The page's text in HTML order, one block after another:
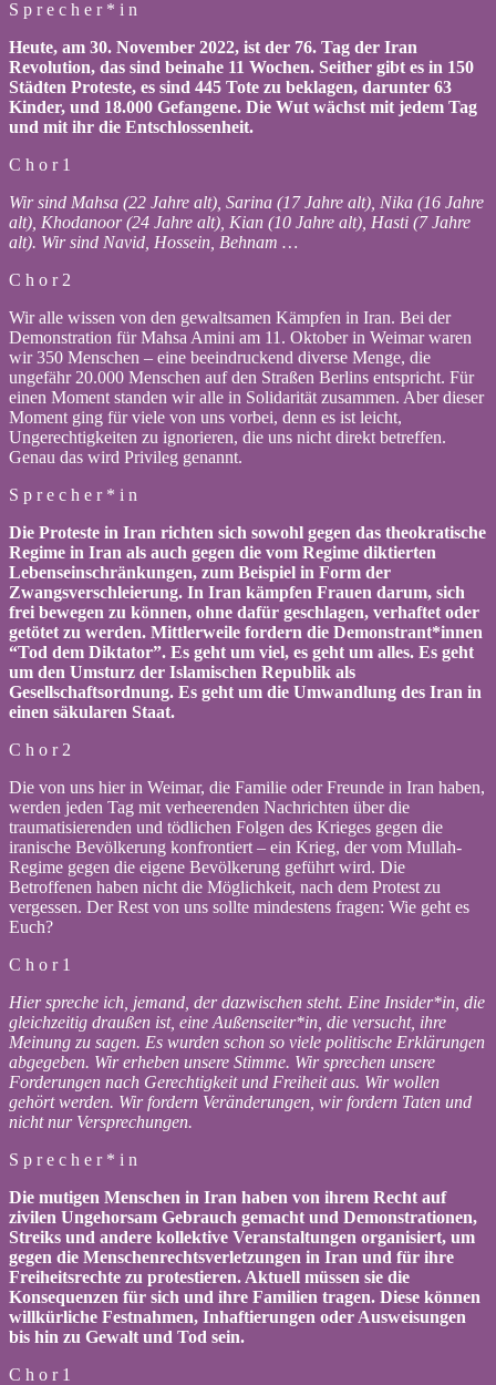
S p r e c h e r * i n
Heute, am 30. November 2022, ist der 76. Tag der Iran
Revolution, das sind beinahe 11 Wochen. Seither gibt es in 150
Städten Proteste, es sind 445 Tote zu beklagen, darunter 63
Kinder, und 18.000 Gefangene. Die Wut wächst mit jedem Tag
und mit ihr die Entschlossenheit.
C h o r 1
Wir sind Mahsa (22 Jahre alt), Sarina (17 Jahre alt), Nika (16 Jahre
alt), Khodanoor (24 Jahre alt), Kian (10 Jahre alt), Hasti (7 Jahre
alt). Wir sind Navid, Hossein, Behnam …
C h o r 2
Wir alle wissen von den gewaltsamen Kämpfen in Iran. Bei der
Demonstration für Mahsa Amini am 11. Oktober in Weimar waren
wir 350 Menschen – eine beeindruckend diverse Menge, die
ungefähr 20.000 Menschen auf den Straßen Berlins entspricht. Für
einen Moment standen wir alle in Solidarität zusammen. Aber dieser
Moment ging für viele von uns vorbei, denn es ist leicht,
Ungerechtigkeiten zu ignorieren, die uns nicht direkt betreffen.
Genau das wird Privileg genannt.
S p r e c h e r * i n
Die Proteste in Iran richten sich sowohl gegen das theokratische
Regime in Iran als auch gegen die vom Regime diktierten
Lebenseinschränkungen, zum Beispiel in Form der
Zwangsverschleierung. In Iran kämpfen Frauen darum, sich
frei bewegen zu können, ohne dafür geschlagen, verhaftet oder
getötet zu werden. Mittlerweile fordern die Demonstrant*innen
“Tod dem Diktator”. Es geht um viel, es geht um alles. Es geht
um den Umsturz der Islamischen Republik als
Gesellschaftsordnung. Es geht um die Umwandlung des Iran in
einen säkularen Staat.
C h o r 2
Die von uns hier in Weimar, die Familie oder Freunde in Iran haben,
werden jeden Tag mit verheerenden Nachrichten über die
traumatisierenden und tödlichen Folgen des Krieges gegen die
iranische Bevölkerung konfrontiert – ein Krieg, der vom Mullah-
Regime gegen die eigene Bevölkerung geführt wird. Die
Betroffenen haben nicht die Möglichkeit, nach dem Protest zu
vergessen. Der Rest von uns sollte mindestens fragen: Wie geht es
Euch?
C h o r 1
Hier spreche ich, jemand, der dazwischen steht. Eine Insider*in, die
gleichzeitig draußen ist, eine Außenseiter*in, die versucht, ihre
Meinung zu sagen. Es wurden schon so viele politische Erklärungen
abgegeben. Wir erheben unsere Stimme. Wir sprechen unsere
Forderungen nach Gerechtigkeit und Freiheit aus. Wir wollen
gehört werden. Wir fordern Veränderungen, wir fordern Taten und
nicht nur Versprechungen.
S p r e c h e r * i n
Die mutigen Menschen in Iran haben von ihrem Recht auf
zivilen Ungehorsam Gebrauch gemacht und Demonstrationen,
Streiks und andere kollektive Veranstaltungen organisiert, um
gegen die Menschenrechtsverletzungen in Iran und für ihre
Freiheitsrechte zu protestieren. Aktuell müssen sie die
Konsequenzen für sich und ihre Familien tragen. Diese können
willkürliche Festnahmen, Inhaftierungen oder Ausweisungen
bis hin zu Gewalt und Tod sein.
C h o r 1